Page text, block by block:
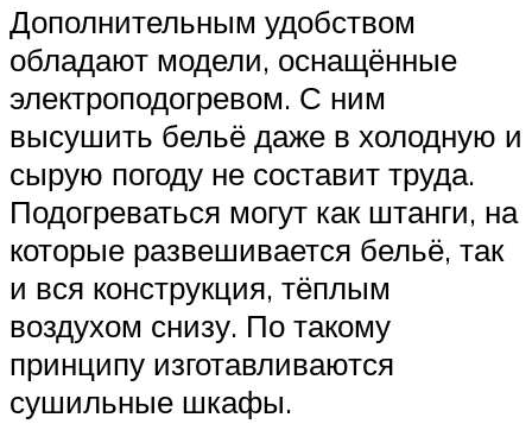
Дополнительным удобством
обладают модели, оснащённые
электроподогревом. С ним
высушить бельё даже в холодную и
сырую погоду не составит труда.
Подогреваться могут как штанги, на
которые развешивается бельё, так
и вся конструкция, тёплым
воздухом снизу. По такому
принципу изготавливаются
сушильные шкафы.